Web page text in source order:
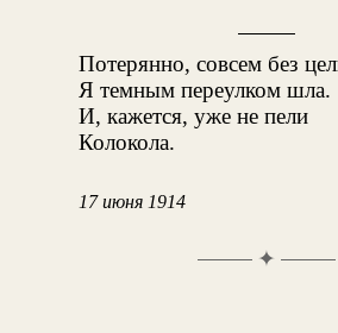
Потерянно, совсем без
Я темным переулком шла.
И, кажется, уже не пели
Колокола.
17 июня 1914
✦